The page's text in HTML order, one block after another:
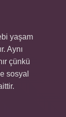
yaşam
Aynı
çünkü
sosyal